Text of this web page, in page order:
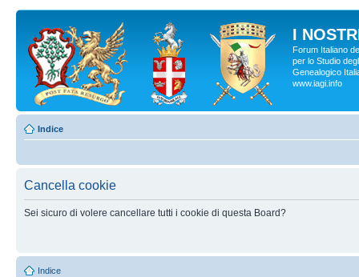
I
Forum Italiano
per lo Studio
Genealogico
www.iagi.info
Indice
Cancella cookie
Sei sicuro di volere cancellare tutti i cookie di questa Board?
Indice